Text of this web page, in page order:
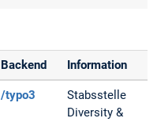
Backend Information
/typo3
Stabsstelle
Diversity &